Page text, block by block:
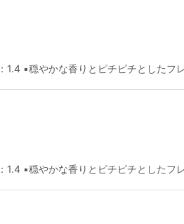
やかな香りとピチピチとしたフ
やかな香りとピチピチとしたフ